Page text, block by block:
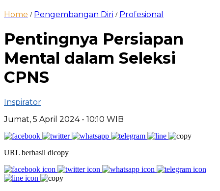
Home / Pengembangan Diri / Profesional
Pentingnya Persiapan
Mental dalam Seleksi
CPNS
Inspirator
Jumat, 5 April 2024 - 10:10 WIB
URL berhasil dicopy